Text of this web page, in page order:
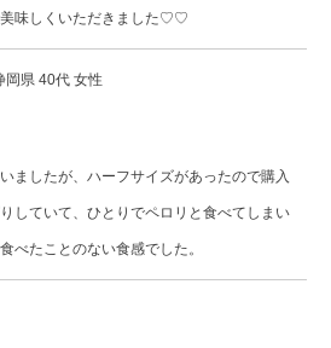
味しくいただきました♡♡
岡県 40代 女性
ましたが、ハーフサイズがあったので購入
していて、ひとりでペロリと食べてしまい
べたことのない食感でした。